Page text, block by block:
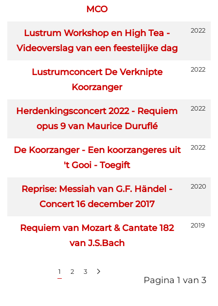
MCO
Lustrum Workshop en High Tea -
Videoverslag van een feestelijke dag
2022
Lustrumconcert De Verknipte
Koorzanger
2022
Herdenkingsconcert 2022 - Requiem
opus 9 van Maurice Duruflé
2022
De Koorzanger - Een koorzangeres uit
't Gooi - Toegift
2022
Reprise: Messiah van G.F. Händel -
Concert 16 december 2017
2020
Requiem van Mozart & Cantate 182
van J.S.Bach
2019
Pagina 1 van 3
1 2 3